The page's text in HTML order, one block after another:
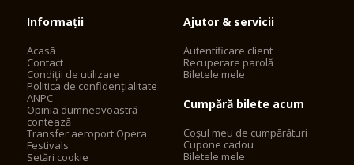
Informații
Acasă
Contact
Condiții de utilizare
Politica de confidențialitate
ANPC
Opinia dumneavoastră
contează
Transfer aeroport Opera
Festivals
Setări cookie
Ajutor & servicii
Autentificare client
Recuperare parolă
Biletele mele
Cumpără bilete acum
Coșul meu de cumpărături
Cupone cadou
Biletele mele